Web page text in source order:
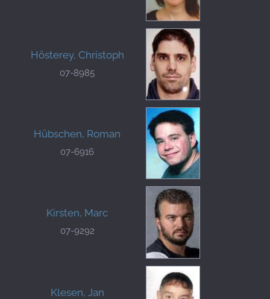
Hösterey, Christoph
07-8985
Hübschen, Roman
07-6916
Kirsten, Marc
07-9292
Klesen, Jan